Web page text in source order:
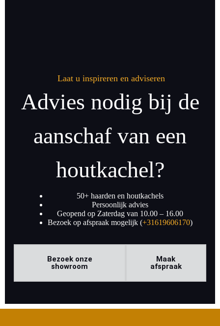
Laat u inspireren en adviseren
Advies nodig bij de
aanschaf van een
houtkachel?
50+ haarden en houtkachels
Persoonlijk advies
Geopend op Zaterdag van 10.00 – 16.00
Bezoek op afspraak mogelijk (+31619606170)
Bezoek onze
showroom
Maak
afspraak